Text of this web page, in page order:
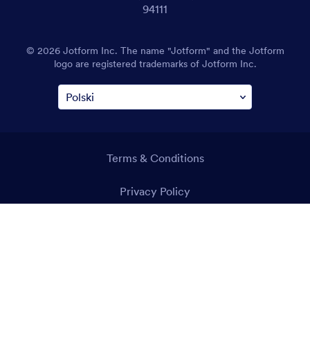
94111
© 2026 Jotform Inc. The name "Jotform" and the Jotform
logo are registered trademarks of Jotform Inc.
Terms & Conditions
Privacy Policy